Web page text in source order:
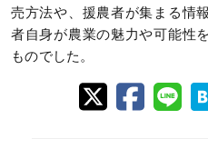
売方法や、援農者が集まる情
者自身が農業の魅力や可能性
ものでした。